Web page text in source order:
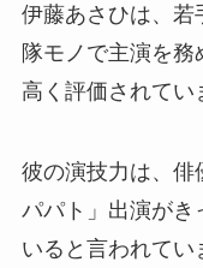
伊藤あさひは、若
隊モノで主演を
高く評価されてい
彼の演技力は、俳
パパト」出演がき
いると言われてい